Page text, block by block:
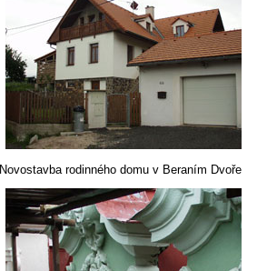
Novostavba rodinného domu v Beraním Dvoře